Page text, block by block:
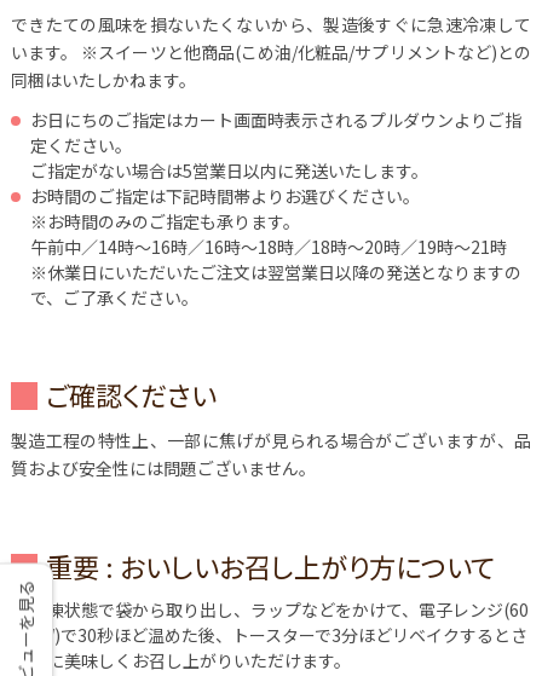
できたての風味を損ないたくないから、製造後すぐに急速冷凍して
います。
※スイーツと他商品(こめ油/化粧品/サプリメントなど)との
同梱はいたしかねます。
お日にちのご指定はカート画面時表示されるプルダウンよりご指
定ください。
ご指定がない場合は5営業日以内に発送いたします。
お時間のご指定は下記時間帯よりお選びください。
※お時間のみのご指定も承ります。
午前中／14時～16時／16時～18時／18時～20時／19時～21時
※休業日にいただいたご注文は翌営業日以降の発送となりますの
で、ご了承ください。
ご確認ください
製造工程の特性上、一部に焦げが見られる場合がございますが、品
質および安全性には問題ございません。
重要 : おいしいお召し上がり方について
冷凍状態で袋から取り出し、ラップなどをかけて、電子レンジ(60
0W)で30秒ほど温めた後、トースターで3分ほどリベイクするとさ
らに美味しくお召し上がりいただけます。
レビューを見る